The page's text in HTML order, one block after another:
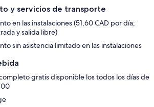
y servicios de transporte
en las instalaciones (51,60 CAD por día;
y salida libre)
sin asistencia limitado en las instalaciones
gratis disponible los todos los días de